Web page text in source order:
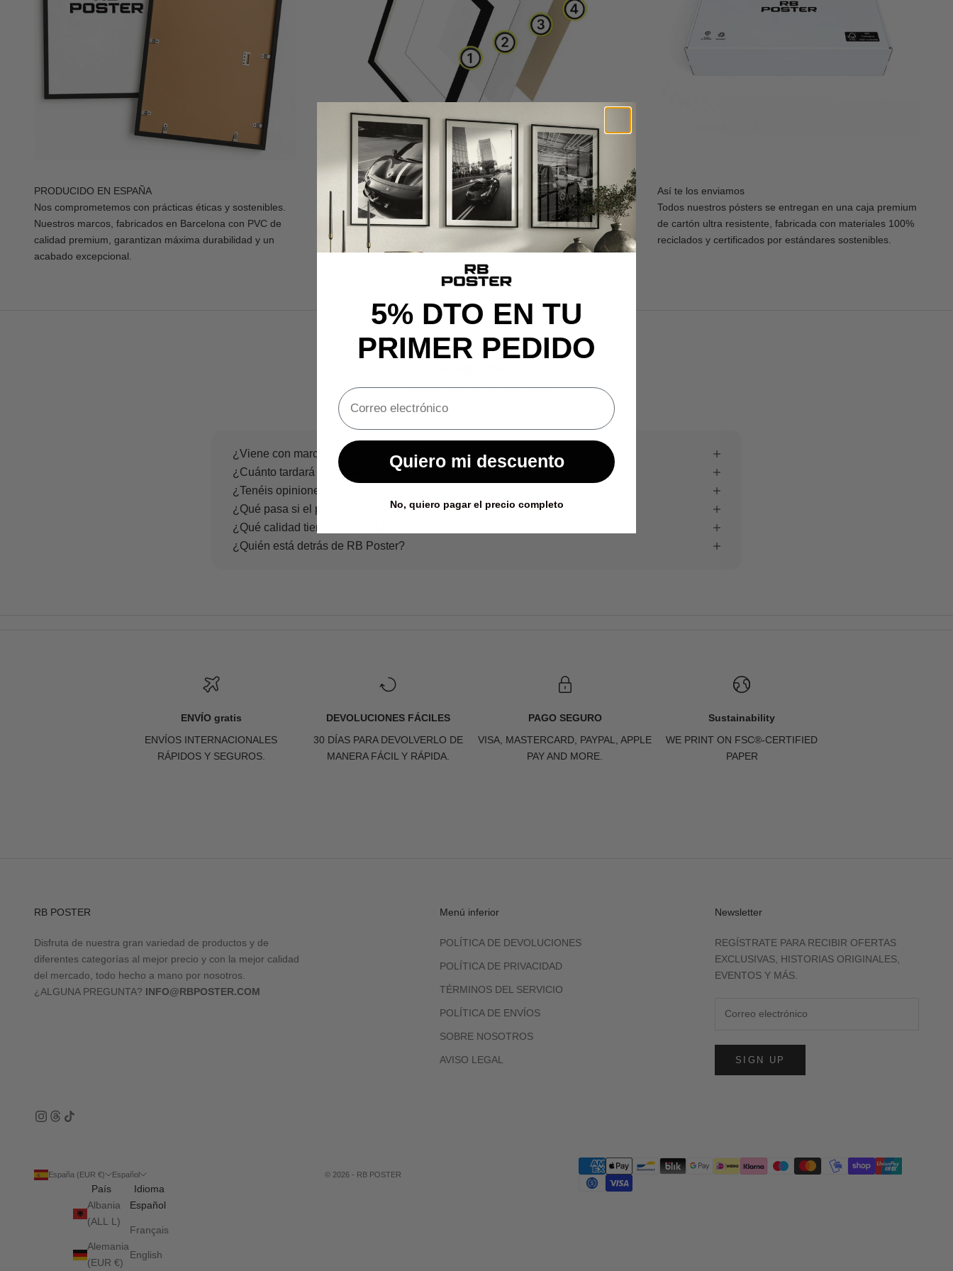
PRODUCIDO EN ESPAÑA
Nos comprometemos con prácticas éticas y sostenibles.
Nuestros marcos, fabricados en Barcelona con PVC de
calidad premium, garantizan máxima durabilidad y un
acabado excepcional.
CALIDAD DE MUSEO
Cada poster se produce con materiales premium y un
proceso cuidado al detalle, desde la impresión de alta
definición hasta el montaje final, ofreciendo una pieza con
calidad de museo y acabado excepcional.
Así te los enviamos
Todos nuestros pósters se entregan en una caja premium
de cartón ultra resistente, fabricada con materiales 100%
reciclados y certificados por estándares sostenibles.
Nosotros tenemos las respuestas.
¿Viene con marco incluido?
¿Cuánto tardará en llegar mi pedido?
¿Tenéis opiniones de vuestros clientes?
¿Qué pasa si el producto llega dañado?
¿Qué calidad tienen los productos?
¿Quién está detrás de RB Poster?
ENVÍO gratis
ENVÍOS INTERNACIONALES
RÁPIDOS Y SEGUROS.
DEVOLUCIONES FÁCILES
30 DÍAS PARA DEVOLVERLO DE
MANERA FÁCIL Y RÁPIDA.
PAGO SEGURO
VISA, MASTERCARD, PAYPAL, APPLE
PAY AND MORE.
Sustainability
WE PRINT ON FSC®-CERTIFIED
PAPER
RB POSTER
Disfruta de nuestra gran variedad de productos y de
diferentes categorías al mejor precio y con la mejor calidad
del mercado, todo hecho a mano por nosotros.
¿ALGUNA PREGUNTA? INFO@RBPOSTER.COM
Menú inferior
POLÍTICA DE DEVOLUCIONES
POLÍTICA DE PRIVACIDAD
TÉRMINOS DEL SERVICIO
POLÍTICA DE ENVÍOS
SOBRE NOSOTROS
AVISO LEGAL
Newsletter
REGÍSTRATE PARA RECIBIR OFERTAS
EXCLUSIVAS, HISTORIAS ORIGINALES,
EVENTOS Y MÁS.
SIGN UP
España (EUR €)
País
Albania
(ALL L)
Alemania
(EUR €)
Español
Idioma
Español
Français
English
© 2026 - RB POSTER
5% DTO EN TU
PRIMER PEDIDO
Quiero mi descuento
No, quiero pagar el precio completo